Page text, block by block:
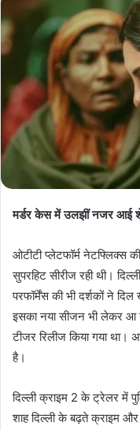
मर्डर केस में उलझीं नजर आई
ओटीटी प्लेटफॉर्म नेटफ्लिक्स
सुपरहिट सीरीज रही थी।
परफॉर्मेंस की भी दर्शकों ने
इसका नया सीजन भी लेकर आ
टीजर रिलीज किया गया था।
है।
दिल्ली क्राइम 2 के ट्रेलर में
शाह दिल्ली के बढ़ते क्राइम